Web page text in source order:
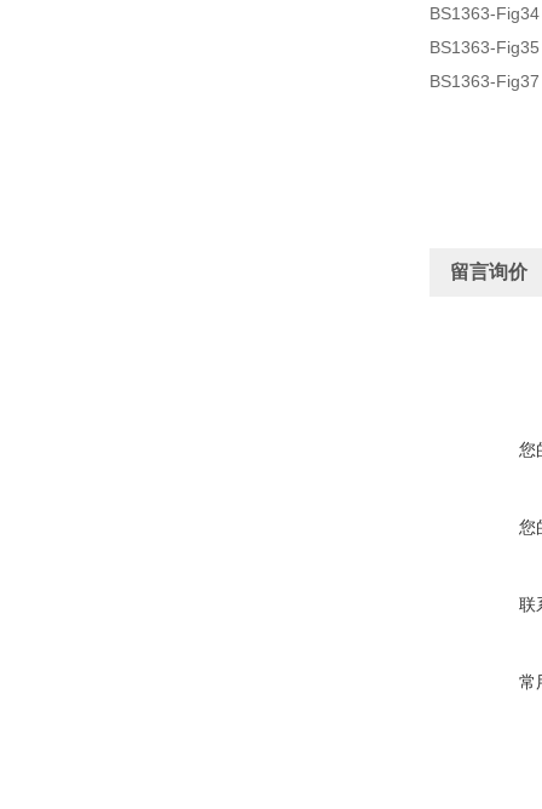
BS1363-
BS1363-
BS1363-
留言询价
您
您
联
常